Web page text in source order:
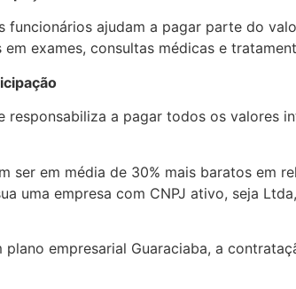
ajudam a pagar parte do
exames, consultas médicas e
a pagar todos os valores
ser em média de 30% mais baratos em
uma empresa com CNPJ ativo, seja
empresarial Guaraciaba, a